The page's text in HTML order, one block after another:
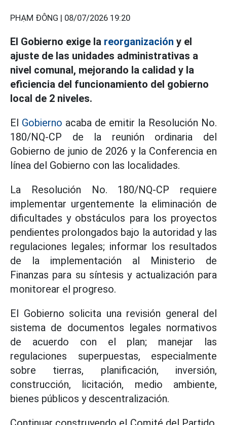
PHẠM ĐÔNG | 08/07/2026 19:20
El Gobierno exige la reorganización y el
ajuste de las unidades administrativas a
nivel comunal, mejorando la calidad y la
eficiencia del funcionamiento del gobierno
local de 2 niveles.
El Gobierno acaba de emitir la Resolución No.
180/NQ-CP de la reunión ordinaria del
Gobierno de junio de 2026 y la Conferencia en
línea del Gobierno con las localidades.
La Resolución No. 180/NQ-CP requiere
implementar urgentemente la eliminación de
dificultades y obstáculos para los proyectos
pendientes prolongados bajo la autoridad y las
regulaciones legales; informar los resultados
de la implementación al Ministerio de
Finanzas para su síntesis y actualización para
monitorear el progreso.
El Gobierno solicita una revisión general del
sistema de documentos legales normativos
de acuerdo con el plan; manejar las
regulaciones superpuestas, especialmente
sobre tierras, planificación, inversión,
construcción, licitación, medio ambiente,
bienes públicos y descentralización.